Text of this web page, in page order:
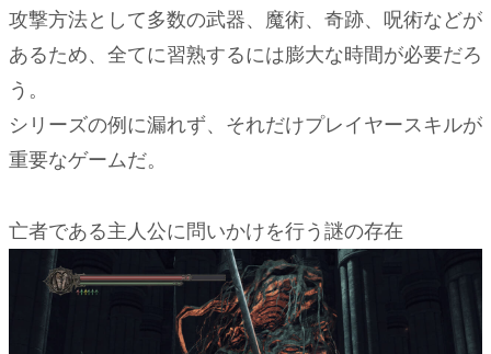
攻撃方法として多数の武器、魔術、奇跡、呪術などが
あるため、全てに習熟するには膨大な時間が必要だろ
う。
シリーズの例に漏れず、それだけプレイヤースキルが
重要なゲームだ。
亡者である主人公に問いかけを行う謎の存在